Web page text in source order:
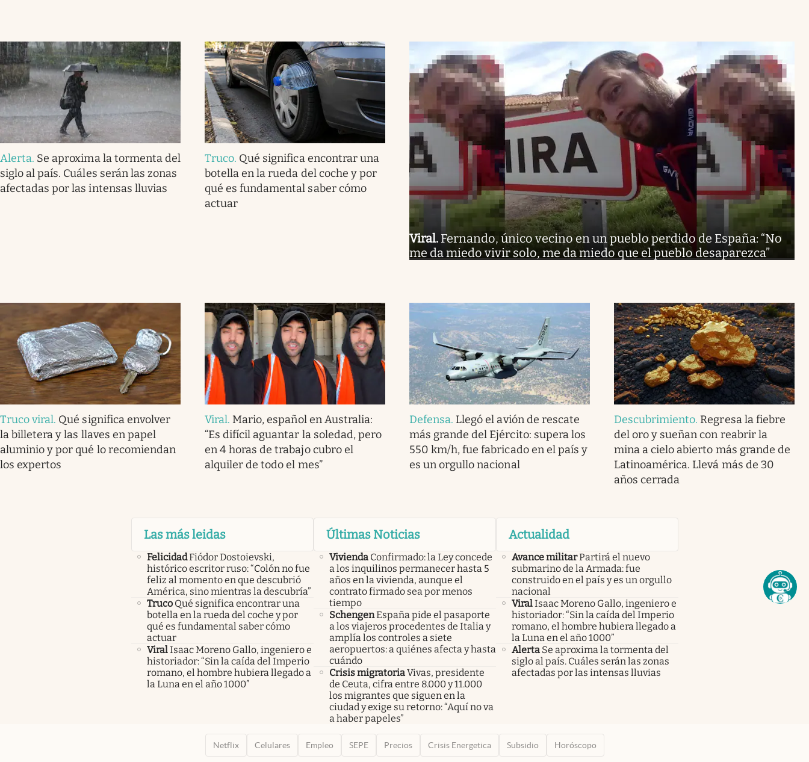
Alerta. Se aproxima la tormenta del
siglo al país. Cuáles serán las zonas
afectadas por las intensas lluvias
Truco. Qué significa encontrar una
botella en la rueda del coche y por
qué es fundamental saber cómo
actuar
Viral. Fernando, único vecino en un pueblo perdido de España: “No
me da miedo vivir solo, me da miedo que el pueblo desaparezca”
Truco viral. Qué significa envolver
la billetera y las llaves en papel
aluminio y por qué lo recomiendan
los expertos
Viral. Mario, español en Australia:
“Es difícil aguantar la soledad, pero
en 4 horas de trabajo cubro el
alquiler de todo el mes”
Defensa. Llegó el avión de rescate
más grande del Ejército: supera los
550 km/h, fue fabricado en el país y
es un orgullo nacional
Descubrimiento. Regresa la fiebre
del oro y sueñan con reabrir la
mina a cielo abierto más grande de
Latinoamérica. Llevá más de 30
años cerrada
Las más leidas
FelicidadFiódor Dostoievski,
histórico escritor ruso: “Colón no fue
feliz al momento en que descubrió
América, sino mientras la descubría”
Truco Qué significa encontrar una
botella en la rueda del coche y por
qué es fundamental saber cómo
actuar
ViralIsaac Moreno Gallo, ingeniero e
historiador: “Sin la caída del Imperio
romano, el hombre hubiera llegado a
la Luna en el año 1000”
Últimas Noticias
Vivienda Confirmado: la Ley concede
a los inquilinos permanecer hasta 5
años en la vivienda, aunque el
contrato firmado sea por menos
tiempo
SchengenEspaña pide el pasaporte
a los viajeros procedentes de Italia y
amplía los controles a siete
aeropuertos: a quiénes afecta y hasta
cuándo
Crisis migratoriaVivas, presidente
de Ceuta, cifra entre 8.000 y 11.000
los migrantes que siguen en la
ciudad y exige su retorno: “Aquí no va
a haber papeles”
Actualidad
Avance militarPartirá el nuevo
submarino de la Armada: fue
construido en el país y es un orgullo
nacional
ViralIsaac Moreno Gallo, ingeniero e
historiador: “Sin la caída del Imperio
romano, el hombre hubiera llegado a
la Luna en el año 1000”
Alerta Se aproxima la tormenta del
siglo al país. Cuáles serán las zonas
afectadas por las intensas lluvias
Netflix Celulares Empleo SEPE Precios Crisis Energetica Subsidio Horóscopo